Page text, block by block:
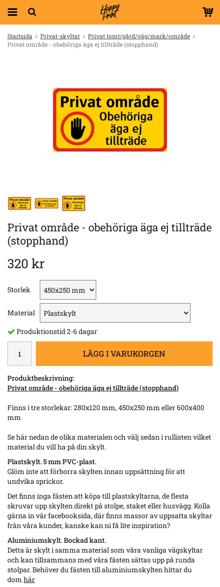
Startsida Privat-skyltar
Privat tomt/gård/väg/mark/område
Privat område - obehöriga äga ej tillträde (stopphand)
Privat område - obehöriga äga ej tillträde
(stopphand)
320 kr
Storlek
Material
Produktionstid 2-6 dagar
LÄGG I VARUKORGEN
Produktbeskrivning:
Privat område - obehöriga äga ej tillträde (stopphand)
Finns i tre storlekar: 280x120 mm, 450x250 mm eller 600x400
mm
Se här nedan de olika materialen och välj sedan i rullisten vilket
material du vill ha på din skylt.
Plastskylt. 5 mm PVC-plast.
Glöm inte att förborra skylten innan uppsättning för att
undvika sprickor.
Det finns inga fästen att köpa till plastskyltarna, de flesta
skruvar upp skylten direkt på stolpe, staket eller husvägg. Kolla
gärna in vår facebooksida, där finns massor av uppsatta skyltar
från våra kunder, kanske kan ni få lite inspiration?
Aluminiumskylt. Bockad kant.
Detta är skylt i samma material som våra vanliga vägskyltar
och kan tillsammans med våra fästen sättas upp på runda
stolpar. Behöver du fästen till aluminiumskylten hittar du
dom här